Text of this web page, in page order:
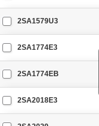
2SA1579U3
2SA1774E3
2SA1774EB
2SA2018E3